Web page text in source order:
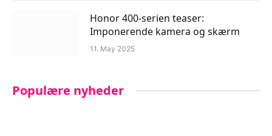
Honor 400-serien teaser:
Imponerende kamera og skærm
11. May 2025
Populære nyheder